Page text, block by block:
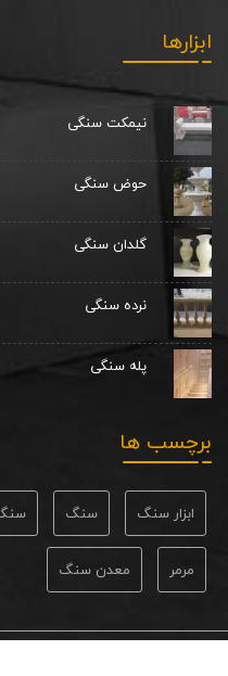
ابزارها
نیمکت سنگی
حوض سنگی
گلدان سنگی
نرده سنگی
پله سنگی
برچسب ها
ابزار سنگ سنگ
مرمر معدن سنگ